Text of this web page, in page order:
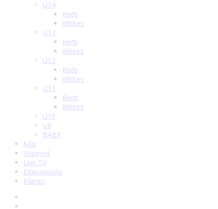
U14
Reds
Whites
U13
Reds
Whites
U12
Reds
Whites
U11
Reds
Whites
U10
U8
BABY
Νέα
Χορηγοί
Live TV
Επικοινωνία
Κάρτες